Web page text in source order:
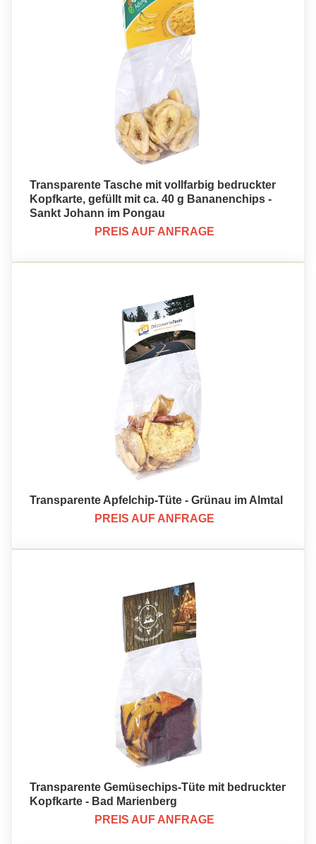
Transparente Tasche mit vollfarbig bedruckter
Kopfkarte, gefüllt mit ca. 40 g Bananenchips -
Sankt Johann im Pongau
PREIS AUF ANFRAGE
Transparente Apfelchip-Tüte - Grünau im Almtal
PREIS AUF ANFRAGE
Transparente Gemüsechips-Tüte mit bedruckter
Kopfkarte - Bad Marienberg
PREIS AUF ANFRAGE